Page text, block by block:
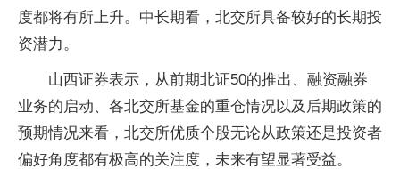
度都将有所上升。中长期看，北交所具备较好的长期投
资潜力。
山西证券表示，从前期北证50的推出、融资融券
业务的启动、各北交所基金的重仓情况以及后期政策的
预期情况来看，北交所优质个股无论从政策还是投资者
偏好角度都有极高的关注度，未来有望显著受益。